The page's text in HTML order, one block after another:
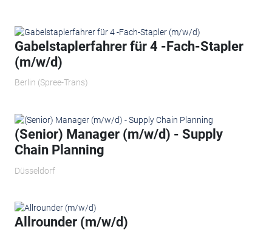
Gabelstaplerfahrer für 4 -Fach-Stapler
(m/w/d)
Berlin (Spree-Trans)
(Senior) Manager (m/w/d) - Supply
Chain Planning
Düsseldorf
Allrounder (m/w/d)